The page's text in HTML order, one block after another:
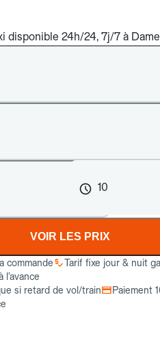
disponible 24h/24, 7j/7 à
10
VOIR LES PRIX
commande
Tarif fixe jour & nuit
l’avance
si retard de vol/train
Paiement